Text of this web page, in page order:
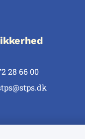
28 66 00